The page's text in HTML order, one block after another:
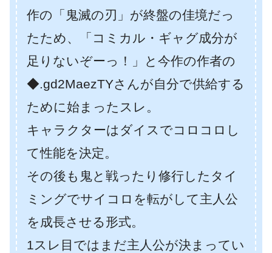
作の「鬼滅の刃」が終盤の佳境だっ
たため、「コミカル・ギャグ成分が
足りないぞーっ！」と今作の作者の
◆.gd2MaezTYさんが自分で供給する
ために始まったスレ。
キャラクターはダイスでコロコロし
て性能を決定。
その後も鬼と戦ったり修行したタイ
ミングでサイコロを転がして主人公
を成長させる形式。
1スレ目ではまだ主人公が決まってい